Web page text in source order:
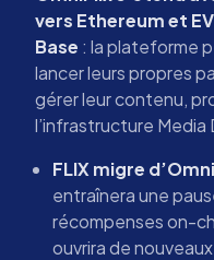
vers Ethereum et
Base : la plateforme
lancer leurs propres
gérer leur contenu,
l’infrastructure Media
FLIX migre
entraînera une
récompenses on-
ouvrira de